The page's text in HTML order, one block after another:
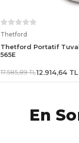
Thetford
Thetford Portatif
565E
17.585,89 TL12.914,64 TL
En